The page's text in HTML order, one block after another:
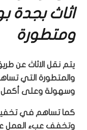
اثاث بجدة
ومتطورة
يتم نقل الاثاث عن
والمتطورة التي
وسهولة وعلى أكمل
كما تساهم في
وتخفف عبء العمل